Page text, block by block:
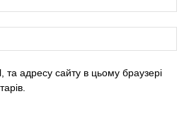
та адресу сайту в цьому браузері